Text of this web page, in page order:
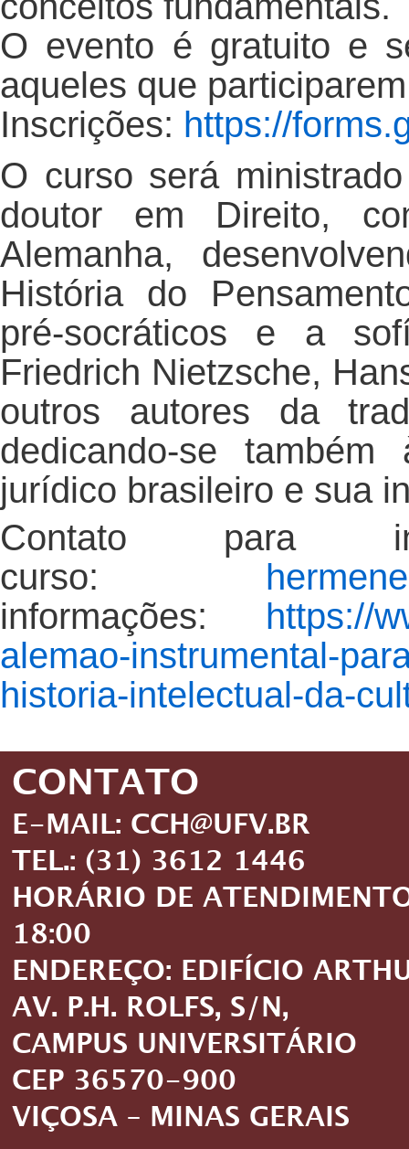
O evento é gratuito e
aqueles que
Inscrições: https://
O curso será
doutor em Direito,
Alemanha,
História do
pré-socráticos e a
Friedrich Nietzsche,
outros autores da
dedicando-se
jurídico brasileiro e sua
Contato para
curso:
informações: https://
alemao-instrumental-
historia-intelectual-da-
CONTATO
E-MAIL: CCH@UFV.BR
TEL.: (31) 3612 1446
HORÁRIO DE
18:00
ENDEREÇO: EDIFÍCIO
AV. P.H. ROLFS, S/N,
CAMPUS UNIVERSITÁRIO
CEP 36570-900
VIÇOSA – MINAS GERAIS